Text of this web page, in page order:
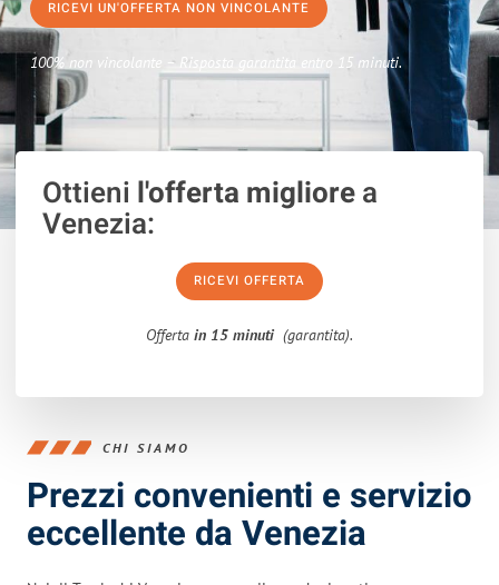
RICEVI UN'OFFERTA NON VINCOLANTE
100% non vincolante – Risposta garantita entro 15 minuti.
Ottieni l'offerta migliorea
Venezia:
RICEVI OFFERTA
Offerta in 15 minuti (garantita).
CHI SIAMO
Prezzi convenienti e servizio
eccellente da Venezia